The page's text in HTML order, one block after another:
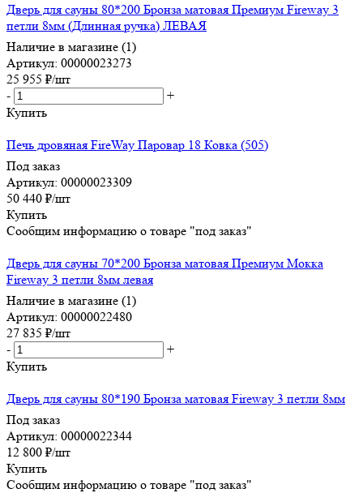
Дверь для сауны 80*200 Бронза матовая Премиум Fireway 3
петли 8мм (Длинная ручка) ЛЕВАЯ
Наличие в магазине (1)
Артикул: 00000023273
25 955 ₽/шт
-
+
Купить
Печь дровяная FireWay Паровар 18 Ковка (505)
Под заказ
Артикул: 00000023309
50 440 ₽/шт
Купить
Сообщим информацию о товаре "под заказ"
Дверь для сауны 70*200 Бронза матовая Премиум Мокка
Fireway 3 петли 8мм левая
Наличие в магазине (1)
Артикул: 00000022480
27 835 ₽/шт
-
+
Купить
Дверь для сауны 80*190 Бронза матовая Fireway 3 петли 8мм
Под заказ
Артикул: 00000022344
12 800 ₽/шт
Купить
Сообщим информацию о товаре "под заказ"